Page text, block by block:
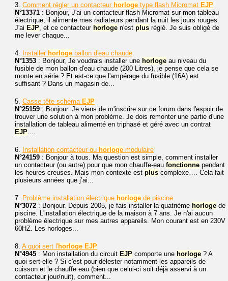
3. Comment régler un contacteur horloge type flash Micromat EJP
N°13371 : Bonjour, J'ai un contacteur flash Micromat sur mon tableau
électrique, il alimente mes radiateurs pendant la nuit les jours rouges.
J'ai EJP , et ce contacteur horloge n'est plus réglé. Je suis obligé de
me lever chaque...
4. Installer horloge ballon d'eau chaude
N°1353 : Bonjour, Je voudrais installer une horloge au niveau du
fusible de mon ballon d'eau chaude (200 Litres), je pense que cela se
monte en série ? Et est-ce que l'ampérage du fusible (16A) est
suffisant ? Dans un magasin de...
5. Casse tête schéma EJP
N°25159 : Bonjour. Je viens de m'inscrire sur ce forum dans l'espoir de
trouver une solution à mon problème. Je dois remonter une partie d'une
installation de tableau alimenté en triphasé et géré avec un contrat
EJP
6. Installation contacteur ou horloge modulaire
N°24159 : Bonjour à tous. Ma question est simple, comment installer
un contacteur (ou autre) pour que mon chauffe-eau fonctionne pendant
les heures creuses. Mais mon contexte est plus complexe…. Cela fait
plusieurs années que j’ai...
7. Problème installation électrique horloge de piscine
N°3072 : Bonjour. Depuis 2005, je fais installer la quatrième horloge de
piscine. L'installation électrique de la maison à 7 ans. Je n'ai aucun
problème électrique sur mes autres appareils. Mon courant est en 230V
60HZ. Les horloges...
8. A quoi sert l'horloge EJP
N°4945 : Mon installation du circuit EJP comporte une horloge ? A
quoi sert-elle ? Si c'est pour délester notamment les appareils de
cuisson et le chauffe eau (bien que celui-ci soit déjà asservi à un
contacteur jour/nuit), comment...